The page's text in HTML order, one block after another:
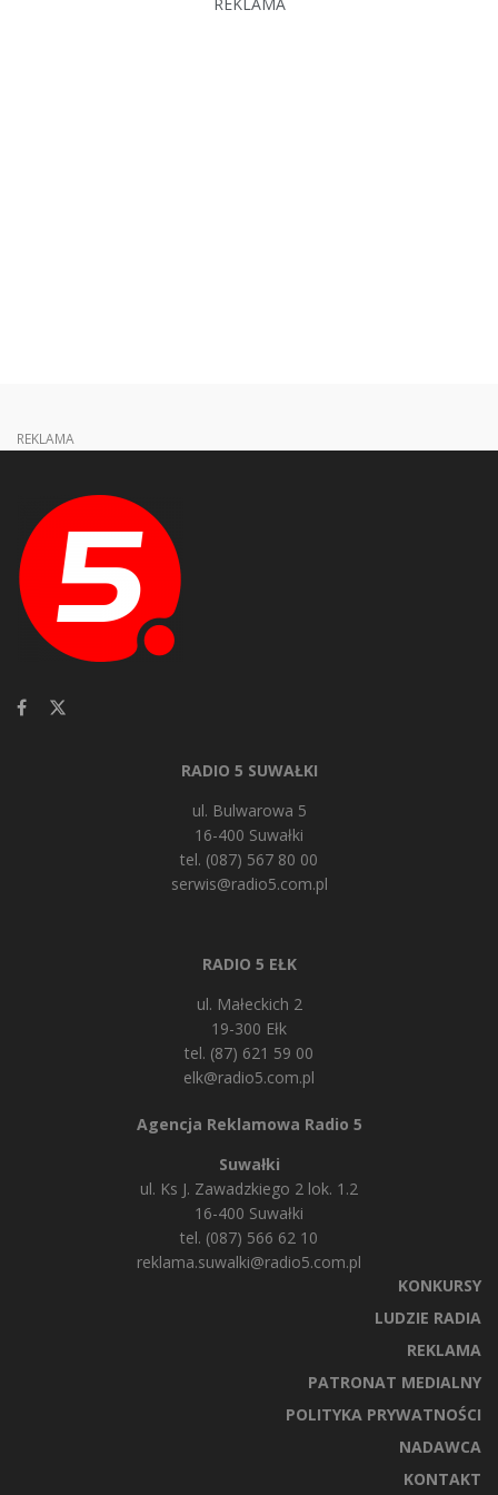
REKLAMA
RADIO 5 SUWAŁKI
ul. Bulwarowa 5
16-400 Suwałki
tel. (087) 567 80 00
serwis@radio5.com.pl
RADIO 5 EŁK
ul. Małeckich 2
19-300 Ełk
tel. (87) 621 59 00
elk@radio5.com.pl
Agencja Reklamowa Radio 5
Suwałki
ul. Ks J. Zawadzkiego 2 lok. 1.2
16-400 Suwałki
tel. (087) 566 62 10
reklama.suwalki@radio5.com.pl
KONKURSY
LUDZIE RADIA
REKLAMA
PATRONAT MEDIALNY
POLITYKA PRYWATNOŚCI
NADAWCA
KONTAKT